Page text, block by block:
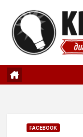
content
FACEBOOK